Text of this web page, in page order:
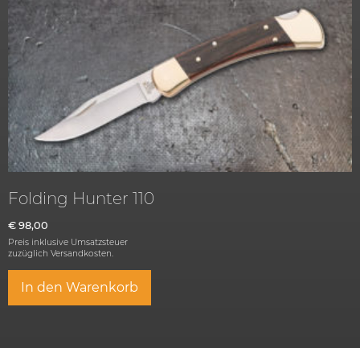
Folding Hunter 110
€ 98,00
Preis inklusive Umsatzsteuer
zuzüglich Versandkosten.
In den Warenkorb